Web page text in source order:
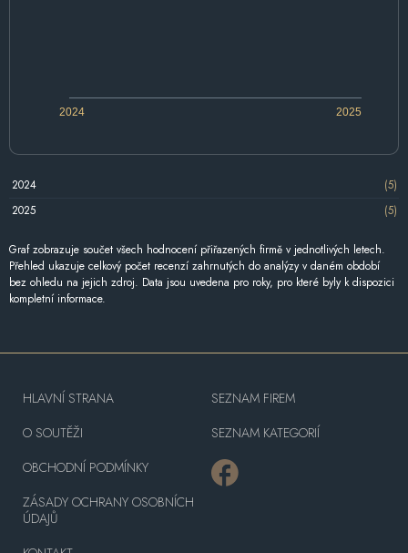
2024 2025
2024
(5)
2025
(5)
Graf zobrazuje součet všech hodnocení přiřazených firmě v jednotlivých letech.
Přehled ukazuje celkový počet recenzí zahrnutých do analýzy v daném období
bez ohledu na jejich zdroj. Data jsou uvedena pro roky, pro které byly k dispozici
kompletní informace.
HLAVNÍ STRANA
O SOUTĚŽI
OBCHODNÍ PODMÍNKY
ZÁSADY OCHRANY OSOBNÍCH
ÚDAJŮ
SEZNAM FIREM
SEZNAM KATEGORIÍ